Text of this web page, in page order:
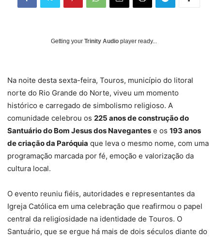
Getting your Trinity Audio player ready...
Na noite desta sexta-feira, Touros, município do litoral
norte do Rio Grande do Norte, viveu um momento
histórico e carregado de simbolismo religioso. A
comunidade celebrou os 225 anos de construção do
Santuário do Bom Jesus dos Navegantes e os 193 anos
de criação da Paróquia que leva o mesmo nome, com uma
programação marcada por fé, emoção e valorização da
cultura local.
O evento reuniu fiéis, autoridades e representantes da
Igreja Católica em uma celebração que reafirmou o papel
central da religiosidade na identidade de Touros. O
Santuário, que se ergue há mais de dois séculos diante do